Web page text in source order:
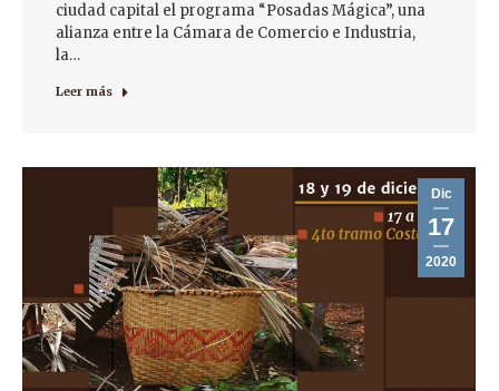
ciudad capital el programa “Posadas Mágica”, una
alianza entre la Cámara de Comercio e Industria,
la…
Leer más
Dic
17
2020